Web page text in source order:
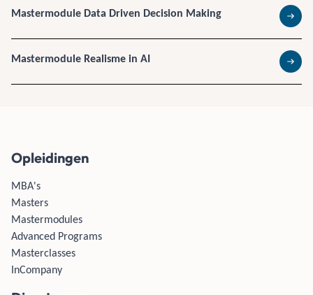
Mastermodule Data Driven Decision Making
Lees
Mastermodule Realisme in AI
Lees
Opleidingen
MBA's
Masters
Mastermodules
Advanced Programs
Masterclasses
InCompany